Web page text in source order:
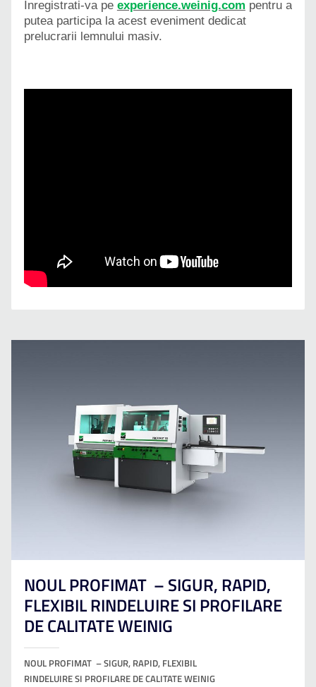
Inregistrati-va pe experience.weinig.com pentru a
putea participa la acest eveniment dedicat
prelucrarii lemnului masiv.
NOUL PROFIMAT – SIGUR, RAPID,
FLEXIBIL RINDELUIRE SI PROFILARE
DE CALITATE WEINIG
NOUL PROFIMAT – SIGUR, RAPID, FLEXIBIL
RINDELUIRE SI PROFILARE DE CALITATE WEINIG